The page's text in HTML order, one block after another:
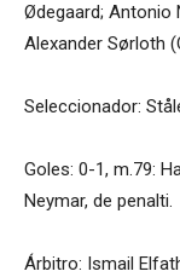
Ødegaard; Antonio
Alexander Sørloth
Seleccionador:
Goles: 0-1, m.79:
Neymar, de penalti.
Árbitro: Ismail